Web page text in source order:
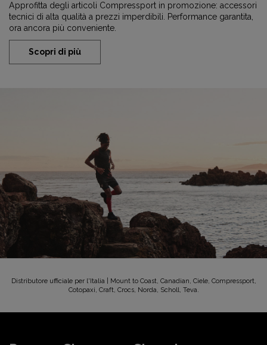
Approfitta degli articoli Compressport in promozione: accessori
tecnici di alta qualità a prezzi imperdibili. Performance garantita,
ora ancora più conveniente.
Scopri di più
Distributore ufficiale per l'Italia | Mount to Coast, Canadian, Ciele, Compressport,
Cotopaxi, Craft, Crocs, Norda, Scholl, Teva.